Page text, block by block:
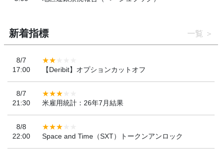
新着指標 一覧
8/7
17:00
【Deribit】オプションカットオフ
8/7
21:30
米雇用統計：26年7月結果
8/8
22:00
Space and Time（SXT）トークンアンロック